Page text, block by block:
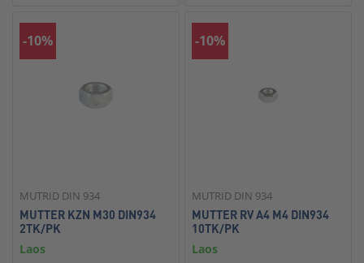
-10%
MUTRID DIN 934
MUTTER KZN M30 DIN934
2TK/PK
Laos
-10%
MUTRID DIN 934
MUTTER RV A4 M4 DIN934
10TK/PK
Laos